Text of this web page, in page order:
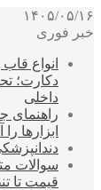
۱۴۰۵/۰۵/۱۶
خبر فوری
انواع
دکارت؛
داخلی
راهنمای
ابزارها
سوالات
قیمت تا